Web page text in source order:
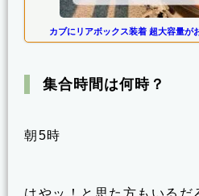
カブにリアボックス装着 超大容量が
集合時間は何時？
朝5時